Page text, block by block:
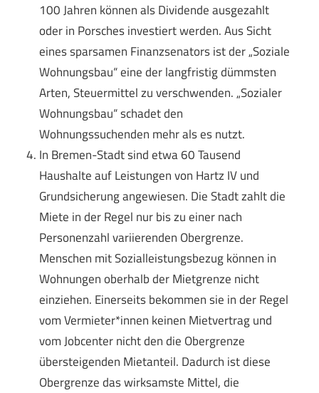
100 Jahren können als Dividende ausgezahlt
oder in Porsches investiert werden. Aus Sicht
eines sparsamen Finanzsenators ist der „Soziale
Wohnungsbau“ eine der langfristig dümmsten
Arten, Steuermittel zu verschwenden. „Sozialer
Wohnungsbau“ schadet den
Wohnungssuchenden mehr als es nutzt.
In Bremen-Stadt sind etwa 60 Tausend
Haushalte auf Leistungen von Hartz IV und
Grundsicherung angewiesen. Die Stadt zahlt die
Miete in der Regel nur bis zu einer nach
Personenzahl variierenden Obergrenze.
Menschen mit Sozialleistungsbezug können in
Wohnungen oberhalb der Mietgrenze nicht
einziehen. Einerseits bekommen sie in der Regel
vom Vermieter*innen keinen Mietvertrag und
vom Jobcenter nicht den die Obergrenze
übersteigenden Mietanteil. Dadurch ist diese
Obergrenze das wirksamste Mittel, die